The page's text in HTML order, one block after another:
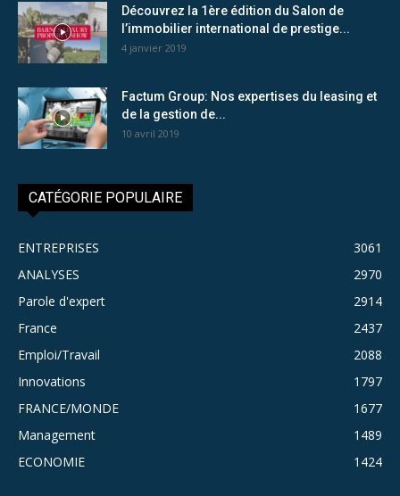
Découvrez la 1ère édition du Salon de
l’immobilier international de prestige...
4 janvier 2019
Factum Group: Nos expertises du leasing et
de la gestion de...
10 avril 2019
CATÉGORIE POPULAIRE
ENTREPRISES
3061
ANALYSES
2970
Parole d'expert
2914
France
2437
Emploi/Travail
2088
Innovations
1797
FRANCE/MONDE
1677
Management
1489
ECONOMIE
1424